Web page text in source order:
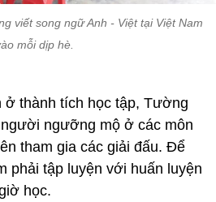
viết song ngữ Anh - Việt tại Việt Nam
mỗi dịp hè.
ở thành tích học tập, Tường
ngưỡng mộ ở các môn
tham gia các giải đấu. Để
phải tập luyện với huấn luyện
học.